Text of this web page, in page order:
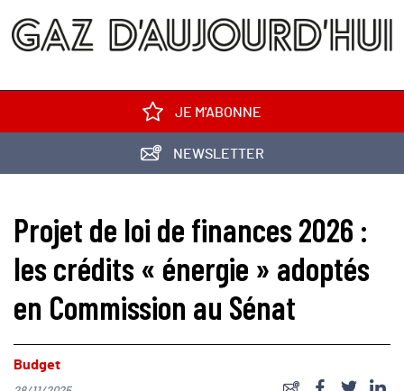
JE M'ABONNE
NEWSLETTER
Projet de loi de finances 2026 :
les crédits « énergie » adoptés
en Commission au Sénat
Budget